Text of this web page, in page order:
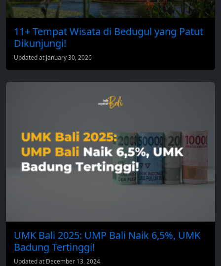
11+ Tempat Wisata di Bedugul yang Patut
Dikunjungi!
Updated at January 30, 2026
UMK Bali 2025: UMP Bali Naik 6,5%, UMK
Badung Tertinggi!
Updated at December 13, 2024